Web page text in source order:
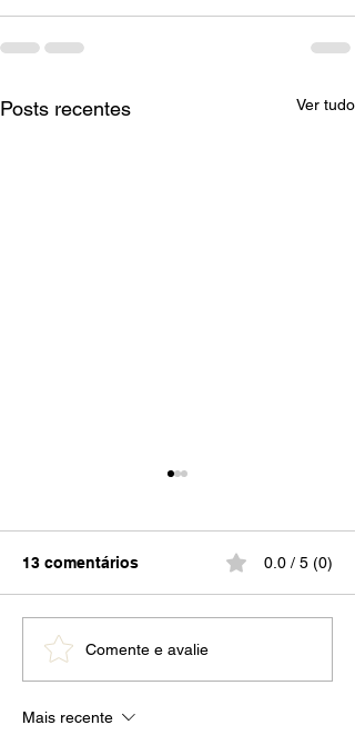
Posts recentes Ver tudo
Criptoativos: Principais
Soluções
13 comentários 0.0 / 5 (0)
Comente e avalie
Mais recente